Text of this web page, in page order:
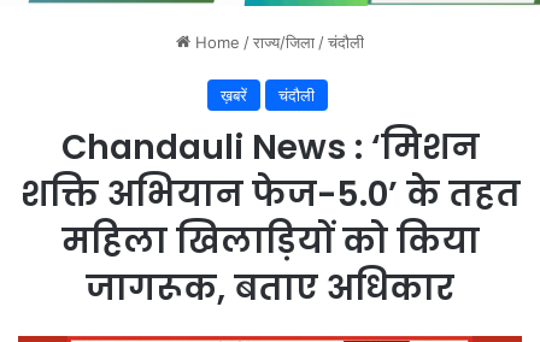
Home /राज्य/जिला/चंदौली
ख़बरें चंदौली
Chandauli News : ‘मिशन
शक्ति अभियान फेज-5.0’ के तहत
महिला खिलाड़ियों को किया
जागरूक, बताए अधिकार